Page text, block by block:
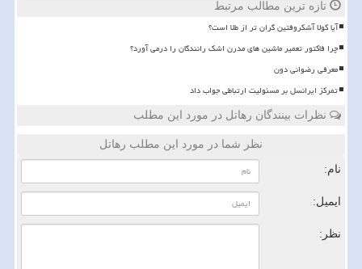
تازه ترین مطالب مرتبط
آیا کولا آشکروفتین گران تر از طلا است؟
چرا فاکتور تعمیر ماشین های مدرن اشک رانندگان را درمی آورد؟
معرفی رضوانی دون
تمرکز ایرانسل بر مسئولیت ارتباطی جواب داد
نظرات بینندگان رهاتل در مورد این مطلب
نظر شما در مورد این مطلب رهاتل
نام:
ایمیل:
نظر: